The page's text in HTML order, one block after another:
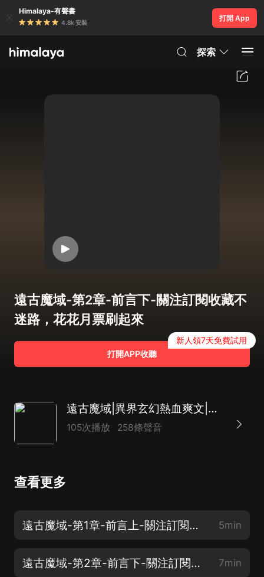
Himalaya-有聲書
4.8k 安裝
打開 App
探索
遠古魔域-第2章-前言下-關注訂閱收藏不
迷路，花花月票刷起來
打開APP收聽
新人領7天免費試用
遠古魔域|異界玄幻熱血爽文|弑神殺魔|一場世界浩劫|四界訂契約
105次播放 258條聲音
查看更多
遠古魔域-第1章-前言上-關注訂閱收藏不迷路，花花月票刷起來 5min
遠古魔域-第2章-前言下-關注訂閱收藏不迷路，花花月票刷起來 7min